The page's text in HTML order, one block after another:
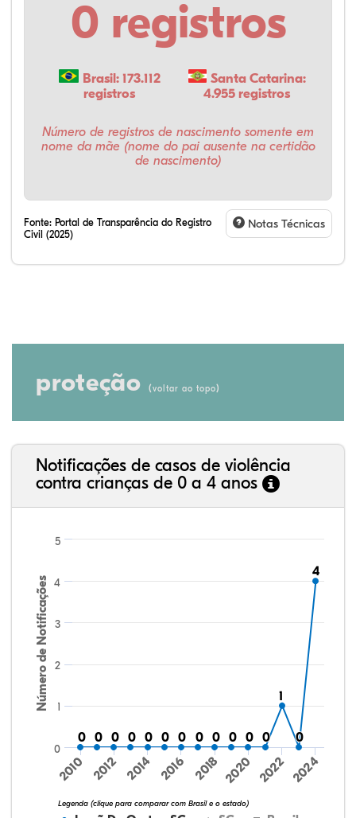
0 registros
Brasil: 173.112
registros
Santa Catarina:
4.955 registros
Número de registros de nascimento somente em
nome da mãe (nome do pai ausente na certidão
de nascimento)
Fonte: Portal de Transparência do Registro
Civil (2025)
Notas Técnicas
proteção (voltar ao topo)
Notificações de casos de violência
contra crianças de 0 a 4 anos
Número de Notificações
0
0 0
0 0
0 0
0 0
0 0
0 0
0 0
0 0
0 0
0 0
0 0
0
11
0
0
4
4
Legenda (clique para comparar com Brasil e o estado)
2010 2012 2014 2016 2018 2020 2022 2024
0
1
2
3
4
5